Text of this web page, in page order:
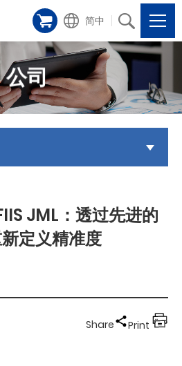
简中
公司
JML：透过先进的
定义精准度
Share Print